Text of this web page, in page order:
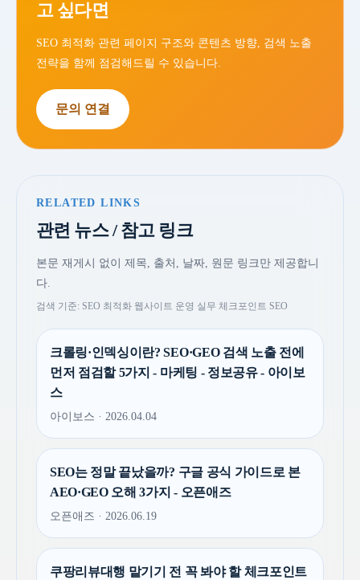
고 싶다면
SEO 최적화 관련 페이지 구조와 콘텐츠 방향, 검색 노출
전략을 함께 점검해드릴 수 있습니다.
문의 연결
RELATED LINKS
관련 뉴스 / 참고 링크
본문 재게시 없이 제목, 출처, 날짜, 원문 링크만 제공합니
다.
검색 기준: SEO 최적화 웹사이트 운영 실무 체크포인트 SEO
크롤링·인덱싱이란? SEO·GEO 검색 노출 전에
먼저 점검할 5가지 - 마케팅 - 정보공유 - 아이보
스
아이보스 · 2026.04.04
SEO는 정말 끝났을까? 구글 공식 가이드로 본
AEO·GEO 오해 3가지 - 오픈애즈
오픈애즈 · 2026.06.19
쿠팡리뷰대행 맡기기 전 꼭 봐야 할 체크포인트